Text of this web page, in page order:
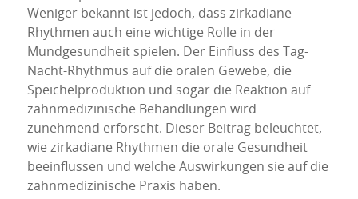
Weniger bekannt ist jedoch, dass zirkadiane
Rhythmen auch eine wichtige Rolle in der
Mundgesundheit spielen. Der Einfluss des Tag-
Nacht-Rhythmus auf die oralen Gewebe, die
Speichelproduktion und sogar die Reaktion auf
zahnmedizinische Behandlungen wird
zunehmend erforscht. Dieser Beitrag beleuchtet,
wie zirkadiane Rhythmen die orale Gesundheit
beeinflussen und welche Auswirkungen sie auf die
zahnmedizinische Praxis haben.